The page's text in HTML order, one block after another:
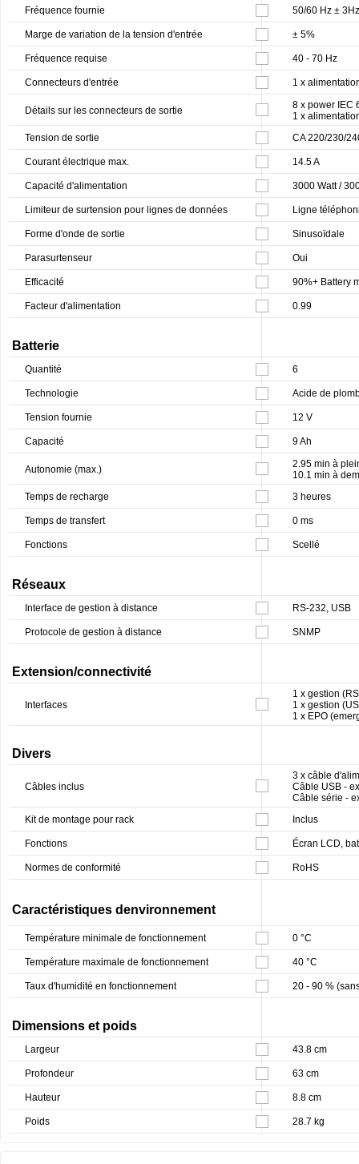
Fréquence fournie 50/60 Hz ± 3Hz
Marge de variation de la tension d'entrée ± 5%
Fréquence requise 40 - 70 Hz
Connecteurs d'entrée 1 x
Détails sur les connecteurs de sortie
8 x power IEC
1 x
Tension de sortie
CA 220/230/
Courant électrique max. 14.5 A
Capacité d'alimentation 3000 Watt /
Limiteur de surtension pour lignes de données Ligne
Forme d'onde de sortie Sinusoïdale
Parasurtenseur Oui
Efficacité 90%+ Battery
Facteur d'alimentation 0.99
Batterie
Quantité 6
Technologie Acide de
Tension fournie 12 V
Capacité 9 Ah
Autonomie (max.)
2.95 min à
10.1 min à
Temps de recharge
3 heures
Temps de transfert 0 ms
Fonctions Scellé
Réseaux
Interface de gestion à distance RS-232, USB
Protocole de gestion à distance SNMP
Extension/connectivité
Interfaces
1 x gestion
1 x gestion
1 x EPO
Divers
Câbles inclus
3 x câble
Câble USB -
Câble série -
Kit de montage pour rack
Inclus
Fonctions Écran LCD,
Normes de conformité RoHS
Caractéristiques denvironnement
Température minimale de fonctionnement 0 °C
Température maximale de fonctionnement 40 °C
Taux d'humidité en fonctionnement 20 - 90 %
Dimensions et poids
Largeur 43.8 cm
Profondeur 63 cm
Hauteur 8.8 cm
Poids 28.7 kg